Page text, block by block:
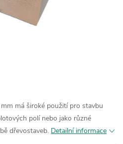
má široké použití pro stavbu
polí nebo jako různé
dřevostaveb. Detailní informace